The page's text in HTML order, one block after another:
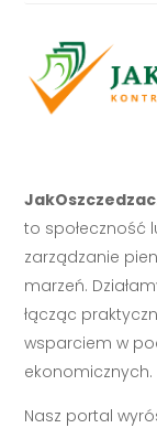
to społeczność
zarządzanie
marzeń.
łącząc
wsparciem w
ekonomicznych.
Nasz portal